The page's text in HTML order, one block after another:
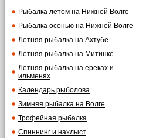
Рыбалка летом на Нижней Волге
Рыбалка осенью на Нижней Волге
Летняя рыбалка на Ахтубе
Летняя рыбалка на Митинке
Летняя рыбалка на ереках и
ильменях
Календарь рыболова
Зимняя рыбалка на Волге
Трофейная рыбалка
Спиннинг и нахлыст